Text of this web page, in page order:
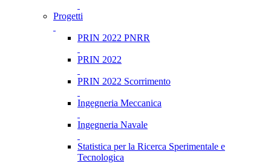
Progetti
PRIN 2022 PNRR
PRIN 2022
PRIN 2022 Scorrimento
Ingegneria Meccanica
Ingegneria Navale
Statistica per la Ricerca Sperimentale e
Tecnologica